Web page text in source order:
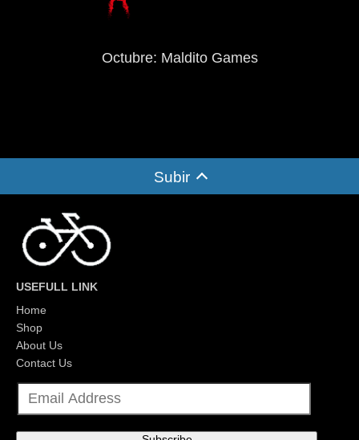
Octubre: Maldito Games
Subir
USEFULL LINK
Home
Shop
About Us
Contact Us
E
a